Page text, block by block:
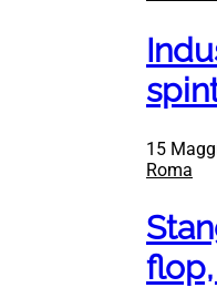
15
Roma